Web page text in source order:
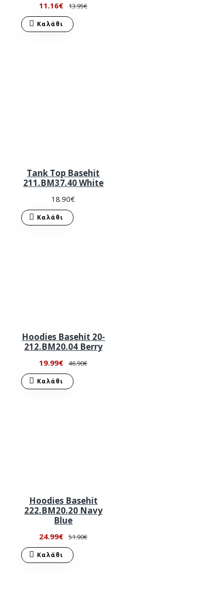
11.16€ 13.95€
Καλάθι
Tank Top Basehit
211.BM37.40 White
18.90€
Καλάθι
Hoodies Basehit 20-
212.BM20.04 Berry
19.99€ 46.90€
Καλάθι
Hoodies Basehit
222.BM20.20 Navy
Blue
24.99€ 51.90€
Καλάθι